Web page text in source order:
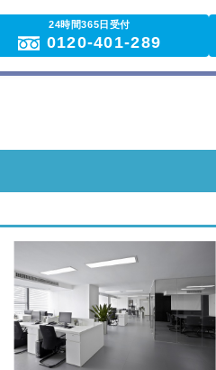
24時間365日受付
0120-401-289